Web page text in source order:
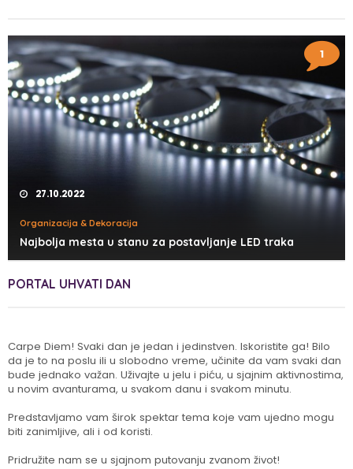
1
27.10.2022
Organizacija & Dekoracija
Najbolja mesta u stanu za postavljanje LED traka
PORTAL UHVATI DAN
Carpe Diem! Svaki dan je jedan i jedinstven. Iskoristite ga! Bilo
da je to na poslu ili u slobodno vreme, učinite da vam svaki dan
bude jednako važan. Uživajte u jelu i piću, u sjajnim aktivnostima,
u novim avanturama, u svakom danu i svakom minutu.
Predstavljamo vam širok spektar tema koje vam ujedno mogu
biti zanimljive, ali i od koristi.
Pridružite nam se u sjajnom putovanju zvanom život!